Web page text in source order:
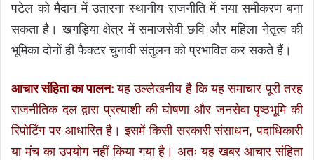
पटेल को मैदान में उतारना स्थानीय राजनीति में नया समीकरण बना
सकता है। खगड़िया क्षेत्र में समाजसेवी छवि और महिला नेतृत्व की
भूमिका दोनों ही फैक्टर चुनावी संतुलन को प्रभावित कर सकते हैं।
आचार संहिता का पालन:यह उल्लेखनीय है कि यह समाचार पूरी तरह
राजनीतिक दल द्वारा प्रत्याशी की घोषणा और जनसेवा पृष्ठभूमि की
रिपोर्टिंग पर आधारित है। इसमें किसी सरकारी संसाधन, पदाधिकारी
या मंच का उपयोग नहीं किया गया है। अतः यह खबर आचार संहिता